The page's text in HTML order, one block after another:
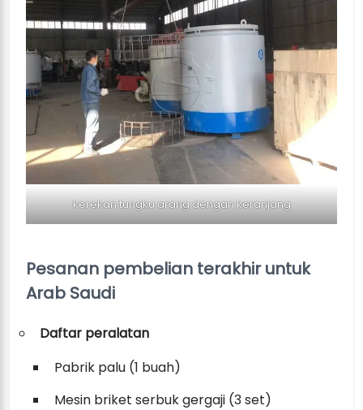
kerekan tungku arang dengan keranjang
Pesanan pembelian terakhir untuk
Arab Saudi
Daftar peralatan
Pabrik palu (1 buah)
Mesin briket serbuk gergaji (3 set)